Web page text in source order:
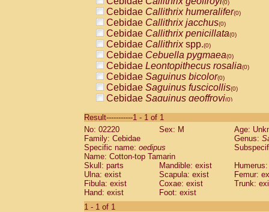
(0)
Cebidae Callithrix humeralifer(0)
Cebidae Callithrix jacchus(0)
Cebidae Callithrix penicillata(0)
Cebidae Callithrixspp.(0)
Cebidae Cebuella pygmaea(0)
Cebidae Leontopithecus rosalia(0)
Cebidae Saguinus bicolor(0)
Cebidae Saguinus fuscicollis(0)
Cebidae Saguinus geoffroyi(0)
CebidaeSaguinus labiatus(0)
Cebidae Saguinus leucopus (0)
Cebidae
CebidaeSaguinus mystax
Cebidae Saguinus nigricollis (0)
Cebidae Saguinus oedipus
Cebidae Saguinus weddelli
Cebidae Saguinusspp.
Cebidae
Result-----------1 - 1 of 1
No: 02220
Sex: M
Age:
Family: Cebidae
Genus:
Specific name: oedipus
Name: Cotton-top Tamarin
Skull: parts
Mandible: exist
Ulna: exist
Scapula: exist
Femur:
Fibula: exist
Coxae: exist
Trunk:
Hand: exist
Foot: exist
1 - 1 of 1